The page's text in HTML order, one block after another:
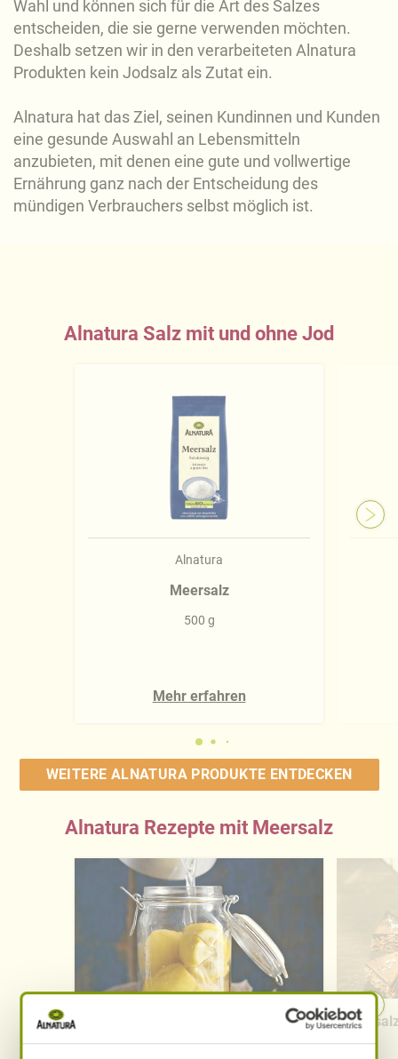
Wahl und können sich für die Art des Salzes
entscheiden, die sie gerne verwenden möchten.
Deshalb setzen wir in den verarbeiteten Alnatura
Produkten kein Jodsalz als Zutat ein.
Alnatura hat das Ziel, seinen Kundinnen und Kunden
eine gesunde Auswahl an Lebensmitteln
anzubieten, mit denen eine gute und vollwertige
Ernährung ganz nach der Entscheidung des
mündigen Verbrauchers selbst möglich ist.
Alnatura Salz mit und ohne Jod
Alnatura
Meersalz
500 g
Mehr erfahren
WEITERE ALNATURA PRODUKTE ENTDECKEN
Alnatura Rezepte mit Meersalz
Marokkanische Salzzitronen